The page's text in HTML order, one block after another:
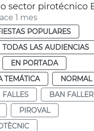
1 mes
POPULARES
TODAS LAS AUDIENCIAS
EN PORTADA
TEMÁTICA
NORMAL
FALLES
BAN FALLER
PIROVAL